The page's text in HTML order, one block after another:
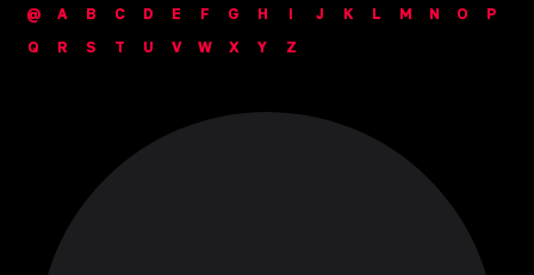
@
A B C D E F G H I J K L M N O
P
Q
R S T U V W X Y Z